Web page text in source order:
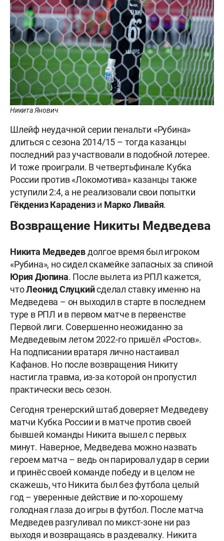
Никита Янович
Шлейф неудачной серии пенальти «Рубина»
длиться с сезона 2014/15 – тогда казанцы
последний раз участвовали в подобной лотерее.
И тоже проиграли. В четвертьфинале Кубка
России против «Локомотива» казанцы также
уступили 2:4, а не реализовали свои попытки
Гёкдениз Караденизи Марко Ливайя.
Возвращение Никиты Медведева
Никита Медведевдолгое время был игроком
«Рубина», но сидел скамейке запасных за спиной
Юрия Дюпина. После вылета из РПЛ кажется,
чтоЛеонид Слуцкийсделал ставку именно на
Медведева – он выходил в старте в последнем
туре в РПЛ и в первом матче в первенстве
Первой лиги. Совершенно неожиданно за
Медведевым летом 2022-го пришёл «Ростов».
На подписании вратаря лично настаивал
Кафанов. Но после возвращения Никиту
настигла травма, из-за которой он пропустил
практически весь сезон.
Сегодня тренерский штаб доверяет Медведеву
матчи Кубка России и в матче против своей
бывшей команды Никита вышел с первых
минут. Наверное, Медведева можно назвать
героем матча – ведь он парировал удар в серии
и принёс своей команде победу и в целом не
скажешь, что Никита был без футбола целый
год – уверенные действие и по-хорошему
голодная глаза до игры в футбол. После матча
Медведев разгуливал по микст-зоне ни раз
выходя и возвращаясь в раздевалку. Никита